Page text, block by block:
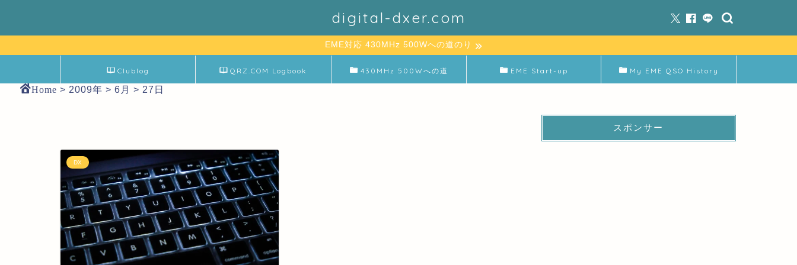
digital-dxer.com
EME対応 430MHz 500Wへの道のり
Clublog QRZ.COM Logbook 430MHz 500Wへの道 EME Start-up My EME QSO History
Home > 2009年 > 6月 > 27日
DX
スポンサー